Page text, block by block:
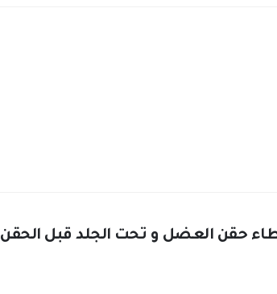
حقن العضل و تحت الجلد قبل الحقن